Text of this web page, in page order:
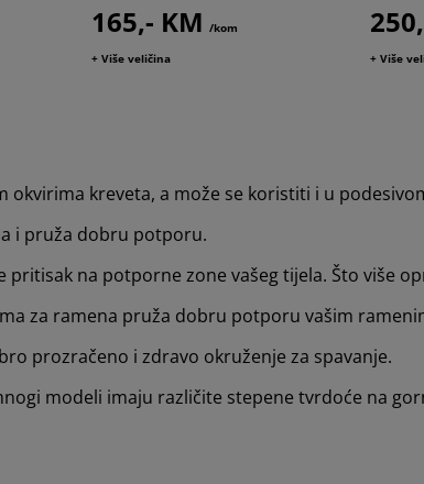
165,- KM /kom
+ Više veličina
+ Više
kreveta, a može se koristiti i u
i pruža dobru potporu.
na potporne zone vašeg tijela. Što više
za ramena pruža dobru potporu vašim
prozračeno i zdravo okruženje za spavanje.
modeli imaju različite stepene tvrdoće na